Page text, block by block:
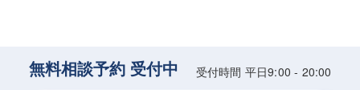
無料相談予約 受付中 受付時間 平日9:00 - 20:00